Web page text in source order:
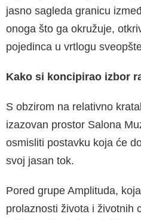
jasno sagleda granicu
onoga što ga okružuje,
pojedinca u vrtlogu
Kako si koncipirao izbor
S obzirom na relativno
izazovan prostor Salona
osmisliti postavku koja će
svoj jasan tok.
Pored grupe Amplituda,
prolaznosti života i životnih